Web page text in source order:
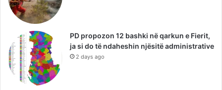
PD propozon 12 bashki në qarkun e Fierit,
ja si do të ndaheshin njësitë administrative
2 days ago